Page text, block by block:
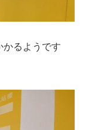
かるようです